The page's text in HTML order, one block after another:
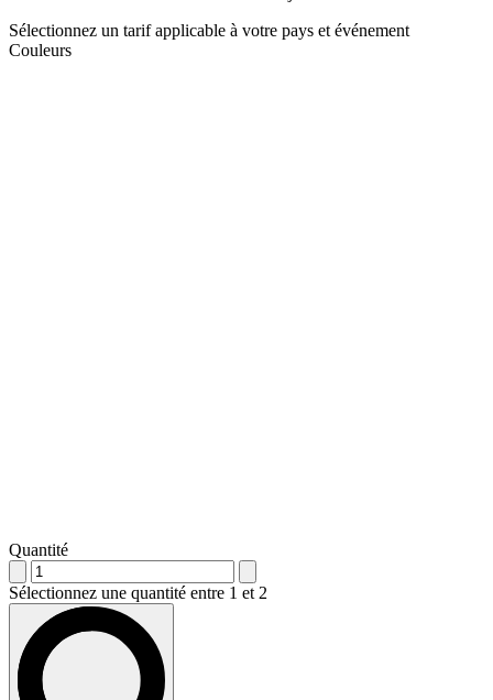
Sélectionnez un tarif applicable à votre pays et événement
Couleurs
Quantité
Sélectionnez une quantité entre 1 et 2